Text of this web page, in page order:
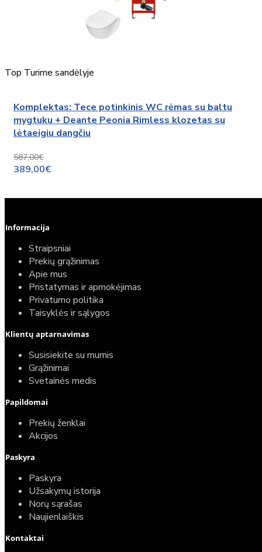
Top Turime sandėlyje
Komplektas: Tece potinkinis WC rėmas su baltu
mygtuku + Deante Peonia Rimless klozetas su
lėtaeigiu dangčiu
587,00€
389,00€
Informacija
Straipsniai
Prekių grąžinimas
Apie mus
Pristatymas ir apmokėjimas
Privatumo politika
Taisyklės ir sąlygos
Klientų aptarnavimas
Susisiekite su mumis
Grąžinimai
Svetainės medis
Papildomai
Prekių ženklai
Akcijos
Paskyra
Paskyra
Užsakymų istorija
Norų sąrašas
Naujienlaiškis
Kontaktai